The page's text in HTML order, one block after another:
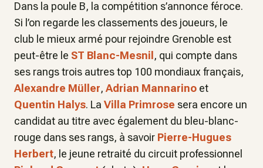
Dans la poule B, la compétition s’annonce féroce.
Si l’on regarde les classements des joueurs, le
club le mieux armé pour rejoindre Grenoble est
peut-être le ST Blanc-Mesnil , qui compte dans
ses rangs trois autres top 100 mondiaux français,
Alexandre Müller, Adrian Mannarino et
Quentin Halys. La Villa Primrose sera encore un
candidat au titre avec également du bleu-blanc-
rouge dans ses rangs, à savoir Pierre-Hugues
Herbert, le jeune retraité du circuit professionnel